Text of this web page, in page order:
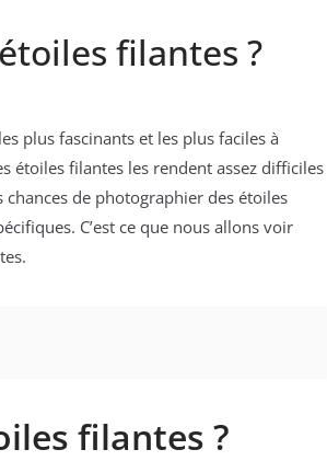
filantes ?
plus fascinants et les plus faciles à
étoiles filantes les rendent assez difficiles
de photographier des étoiles
C’est ce que nous allons voir
filantes ?